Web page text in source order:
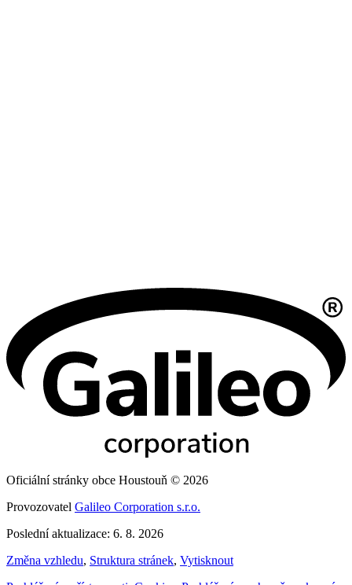
Oficiální stránky obce Houstouň © 2026
Provozovatel Galileo Corporation s.r.o.
Poslední aktualizace: 6. 8. 2026
Změna vzhledu, Struktura stránek, Vytisknout